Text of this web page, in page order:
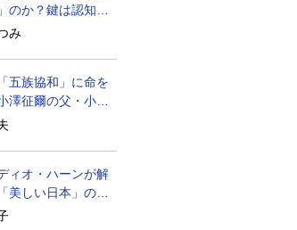
のか？鍵は認知の
み
五族協和」に命を
澤征爾の父・小澤
ィオ・ハーンが解
美しい日本」の秘